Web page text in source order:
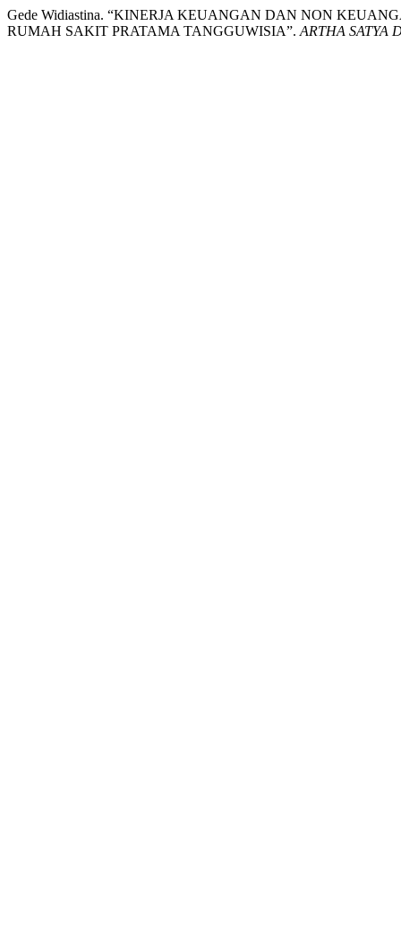
Gede Widiastina. “KINERJA KEUANGAN DAN NON
RUMAH SAKIT PRATAMA TANGGUWISIA”. ARTHA SATYA